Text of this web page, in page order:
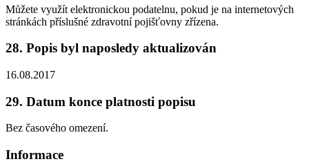
Můžete využít elektronickou podatelnu, pokud je na internetových
stránkách příslušné zdravotní pojišťovny zřízena.
28. Popis byl naposledy aktualizován
16.08.2017
29. Datum konce platnosti popisu
Bez časového omezení.
Informace